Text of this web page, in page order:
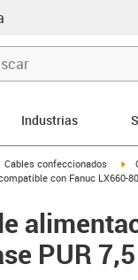
Industrias
icon-arrow-right
Cables confeccionados
con Fanuc LX660-
PUR